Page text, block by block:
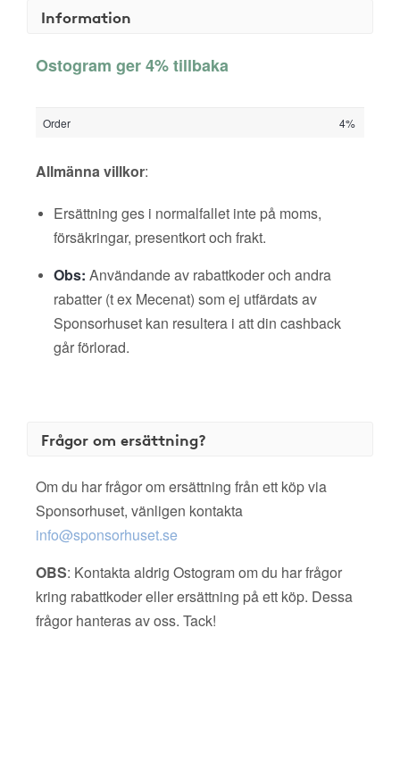
Information
Ostogram ger 4% tillbaka
Order 4%
Allmänna villkor:
Ersättning ges i normalfallet inte på moms,
försäkringar, presentkort och frakt.
Obs: Användande av rabattkoder och andra
rabatter (t ex Mecenat) som ej utfärdats av
Sponsorhuset kan resultera i att din cashback
går förlorad.
Frågor om ersättning?
Om du har frågor om ersättning från ett köp via
Sponsorhuset, vänligen kontakta
info@sponsorhuset.se
OBS: Kontakta aldrig Ostogram om du har frågor
kring rabattkoder eller ersättning på ett köp. Dessa
frågor hanteras av oss. Tack!